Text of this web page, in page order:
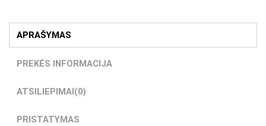
APRAŠYMAS
PREKĖS INFORMACIJA
ATSILIEPIMAI (0)
PRISTATYMAS